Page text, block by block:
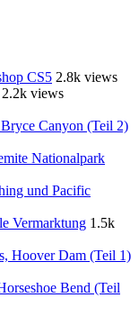
CS5 2.8k views
2.2k views
Canyon (Teil 2)
Nationalpark
und Pacific
Vermarktung 1.5k
Hoover Dam (Teil 1)
Bend (Teil